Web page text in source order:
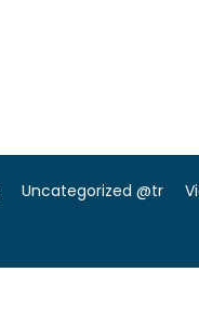
Uncategorized @tr